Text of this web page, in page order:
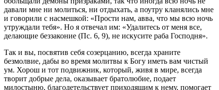
давали мне ни молиться, ни отдыхать, а поутру кланялись мне
и говорили с насмешкой: «Прости нам, авва, что мы всю ночь
утруждали тебя». Но я отвечал им: «Удалитесь от меня все,
делающие беззаконие (Пс. 6, 9), не искусите раба Господня».
Так и вы, посвятив себя созерцанию, всегда храните
безмолвие, дабы во время молитвы к Богу иметь вам чистый
ум. Хорош и тот подвижник, который, живя в мире, всегда
творит добрые дела, оказывает братолюбие, подает
милостыню, благодетельствует приходящим к нему, помогает